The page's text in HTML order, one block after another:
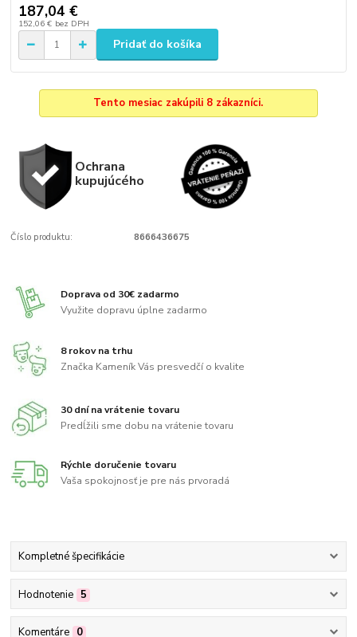
187,04 €
152,06 € bez DPH
Pridať do košíka
Tento mesiac zakúpili 8 zákazníci.
Ochrana
kupujúcého
Číslo produktu: 8666436675
Doprava od 30€ zadarmo
Využite dopravu úplne zadarmo
8 rokov na trhu
Značka Kameník Vás presvedčí o kvalite
30 dní na vrátenie tovaru
Predĺžili sme dobu na vrátenie tovaru
Rýchle doručenie tovaru
Vaša spokojnosť je pre nás prvoradá
Kompletné špecifikácie
Hodnotenie 5
Komentáre 0